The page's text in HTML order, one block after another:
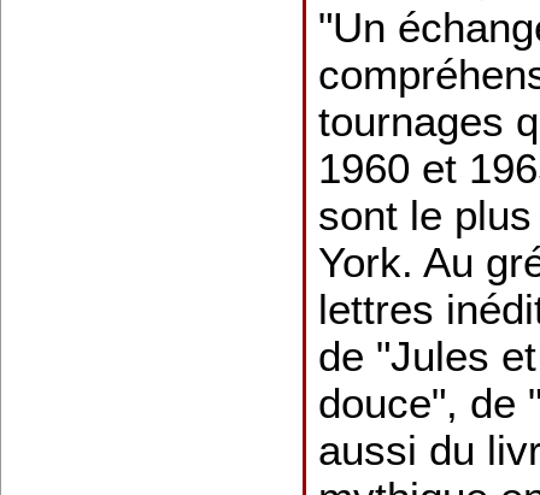
"Un
tournages
1960 et
sont le
York. Au
lettres
de "Jules
douce", de
aussi du